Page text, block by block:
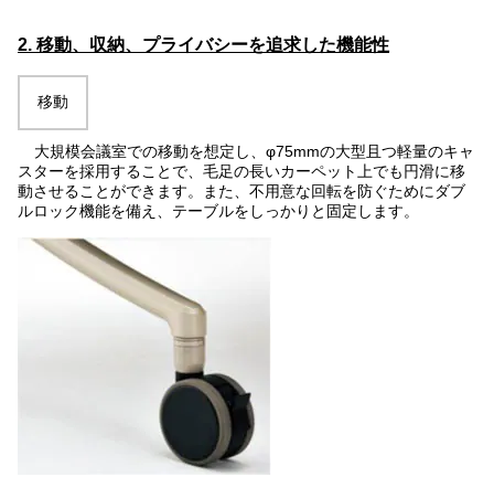
2. 移動、収納、プライバシーを追求した機能性
移動
大規模会議室での移動を想定し、φ75mmの大型且つ軽量のキャ
スターを採用することで、毛足の長いカーペット上でも円滑に移
動させることができます。また、不用意な回転を防ぐためにダブ
ルロック機能を備え、テーブルをしっかりと固定します。